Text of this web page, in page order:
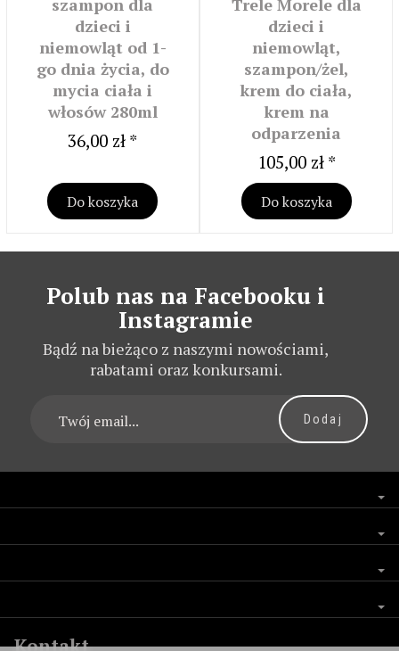
szampon dla
dzieci i
niemowląt od 1-
go dnia życia, do
mycia ciała i
włosów 280ml
36,00 zł *
Do koszyka
Trele Morele dla
dzieci i
niemowląt,
szampon/żel,
krem do ciała,
krem na
odparzenia
105,00 zł *
Do koszyka
Polub nas na Facebooku i
Instagramie
Bądź na bieżąco z naszymi nowościami,
rabatami oraz konkursami.
Kontakt